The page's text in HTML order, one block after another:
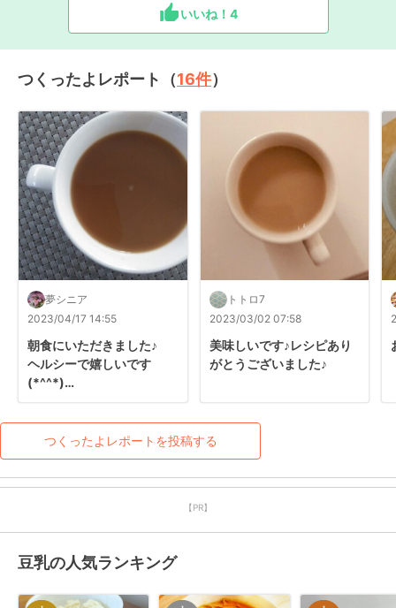
いいね！ 4
つくったよレポート（16件）
夢シニア
2023/04/17 14:55
朝食にいただきました♪
ヘルシーで嬉しいです
(*^^*)
トトロ7
2023/03/02 07:58
美味しいです♪レシピあり
がとうございました♪
つくったよレポートを投稿する
【PR】
豆乳の人気ランキング